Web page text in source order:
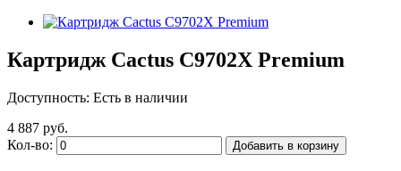
Картридж Cactus C9702X Premium
Доступность: Есть в наличии
4 887 руб.
Кол-во:
Добавить в корзину